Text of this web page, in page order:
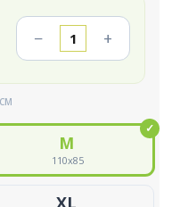
− +
110x85